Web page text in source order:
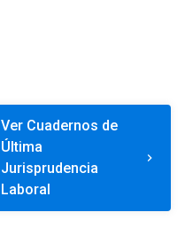
Ver Cuadernos de
Última
Jurisprudencia
Laboral
keyboard_arrow_right